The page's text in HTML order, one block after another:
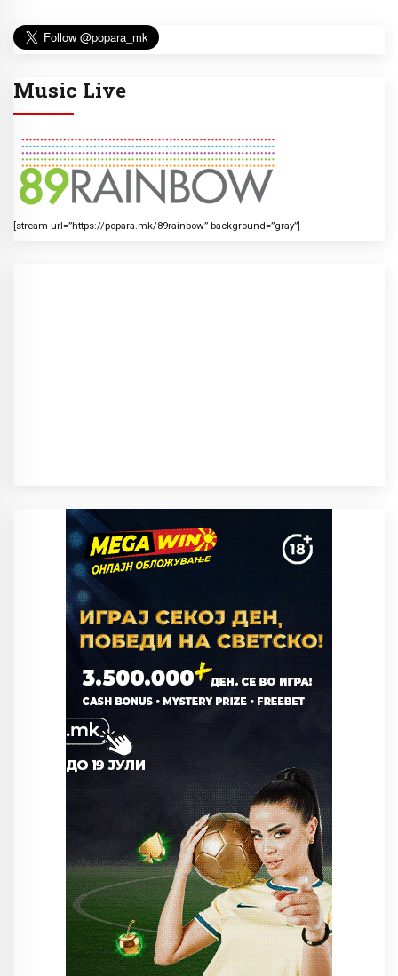
Music Live
[stream url=”https://popara.mk/89rainbow” background=”gray”]